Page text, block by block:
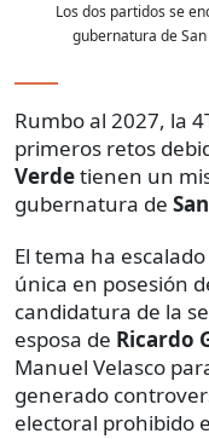
Los dos partidos se
gubernatura de San
Rumbo al 2027, la
primeros retos
Verdetienen un
gubernatura de
El tema ha
única en posesión
candidatura de la
esposa de Ricardo
Manuel Velasco
generado
electoral prohibido